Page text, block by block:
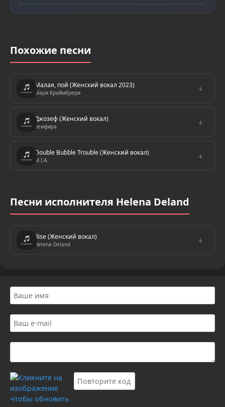
Похожие песни
Малая, пой (Женский вокал 2023)
Мари Краймбрери
↓
Джозеф (Женский вокал)
Земфира
↓
Double Bubble Trouble (Женский вокал)
M.I.A.
↓
Песни исполнителя Helena Deland
Rise (Женский вокал)
Helena Deland
↓